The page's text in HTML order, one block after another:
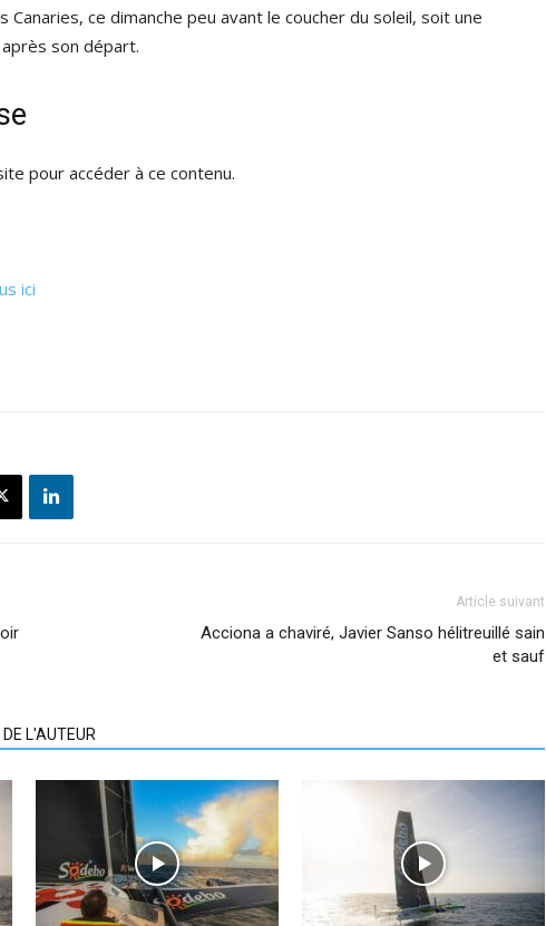
Canaries, ce dimanche peu avant le coucher du soleil, soit une
son départ.
pour accéder à ce contenu.
ici
Article suivant
Acciona a chaviré, Javier Sanso hélitreuillé sain
et sauf
L'AUTEUR